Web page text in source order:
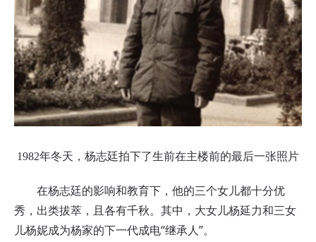
1982年冬天，杨志廷拍下了生前在主楼前的最后一张照片
在杨志廷的影响和教育下，他的三个女儿都十分优
秀，出类拔萃，且各有千秋。其中，大女儿杨延力和三女
儿杨妮成为杨家的下一代成电“继承人”。